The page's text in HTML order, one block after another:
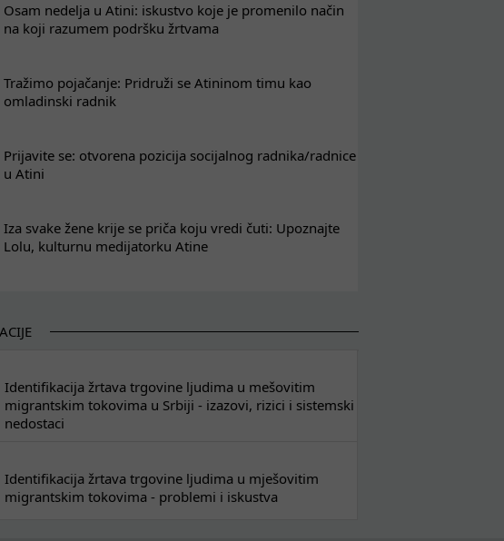
Osam nedelja u Atini: iskustvo koje je promenilo način
na koji razumem podršku žrtvama
Tražimo pojačanje: Pridruži se Atininom timu kao
omladinski radnik
Prijavite se: otvorena pozicija socijalnog radnika/radnice
u Atini
Iza svake žene krije se priča koju vredi čuti: Upoznajte
Lolu, kulturnu medijatorku Atine
Identifikacija žrtava trgovine ljudima u mešovitim
migrantskim tokovima u Srbiji - izazovi, rizici i sistemski
nedostaci
Identifikacija žrtava trgovine ljudima u mješovitim
migrantskim tokovima - problemi i iskustva